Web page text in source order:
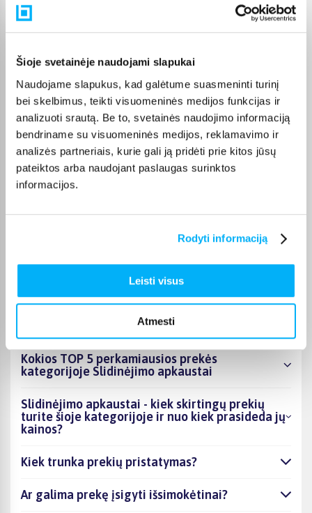
Šioje svetainėje naudojami slapukai
Naudojame slapukus, kad galėtume suasmeninti turinį
bei skelbimus, teikti visuomeninės medijos funkcijas ir
analizuoti srautą. Be to, svetainės naudojimo informaciją
bendriname su visuomeninės medijos, reklamavimo ir
analizės partneriais, kurie gali ją pridėti prie kitos jūsų
pateiktos arba naudojant paslaugas surinktos
informacijos.
Rodyti informaciją
Leisti visus
Atmesti
pasiūlymus, o konkrečios prekės puslapyje rasite išsamesnę
informaciją apie techninius duomenis, pristatymo terminą,
sprendimą ir užsisakyti pasirinktą prekę internetu.
lizingas, todėl norimą prekę galima pirkti išsimokėtinai.
Pristatymas vykdomas visoje Lietuvoje: į paštomatus nuo 2,29
€, o užsakymams nuo 499 € pristatymas į paštomatą
nemokamas; kurjerio pristatymas kainuoja nuo 2,99 €.
Sandėlyje esančios prekės paprastai pristatomos per 1–2
darbo dienas, o tikslus kiekvienos prekės pristatymo terminas
visada nurodomas jos puslapyje.
atsiimti patiems, atitinkamai pažymėtas prekes galėsite
atsiimti BIGBOX.LT biure Veiverių g. 171, Kaune.
Kokios TOP 5 perkamiausios prekės
kategorijoje Slidinėjimo apkaustai
Slidinėjimo apkaustai - kiek skirtingų prekių
turite šioje kategorijoje ir nuo kiek prasideda jų
kainos?
Kiek trunka prekių pristatymas?
Ar galima prekę įsigyti išsimokėtinai?